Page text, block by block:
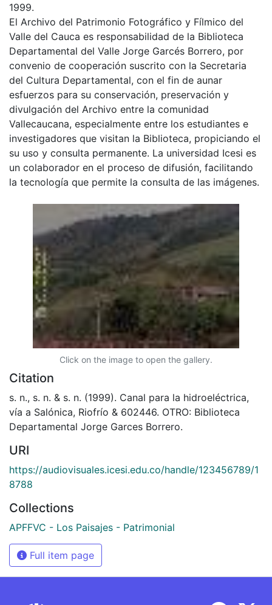
1999.
El Archivo del Patrimonio Fotográfico y Fílmico del
Valle del Cauca es responsabilidad de la Biblioteca
Departamental del Valle Jorge Garcés Borrero, por
convenio de cooperación suscrito con la Secretaria
del Cultura Departamental, con el fin de aunar
esfuerzos para su conservación, preservación y
divulgación del Archivo entre la comunidad
Vallecaucana, especialmente entre los estudiantes e
investigadores que visitan la Biblioteca, propiciando el
su uso y consulta permanente. La universidad Icesi es
un colaborador en el proceso de difusión, facilitando
la tecnología que permite la consulta de las imágenes.
Click on the image to open the gallery.
Citation
s. n., s. n. & s. n. (1999). Canal para la hidroeléctrica,
vía a Salónica, Riofrío & 602446. OTRO: Biblioteca
Departamental Jorge Garces Borrero.
URI
https://audiovisuales.icesi.edu.co/handle/123456789/1
8788
Collections
APFFVC - Los Paisajes - Patrimonial
Full item page